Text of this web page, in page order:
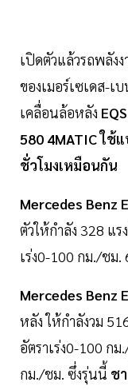
เปิดตัวแล้วรถพลัง
ของเมอร์เซเดส-เ
เคลื่อนล้อหลัง
580 4MATIC ใช้
ชั่วโมงเหมือนกัน
Mercedes Benz
ตัวให้กำลัง 328 แร
เร่ง0-100 กม./ชม.
Mercedes Benz
หลัง ให้กำลังวม
อัตราเร่ง0-100 ก
กม./ชม. ซึ่งรุ่นนี้ ช